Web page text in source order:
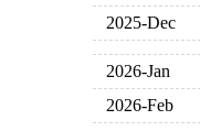
2025-Dec
2026-Jan
2026-Feb